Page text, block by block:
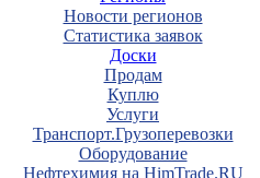
Новости регионов
Статистика заявок
Доски
Продам
Куплю
Услуги
Транспорт.Грузоперевозки
Оборудование
Нефтехимия на HimTrade.RU